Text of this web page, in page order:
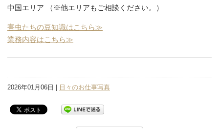
中国エリア （※他エリアもご相談ください。）
害虫たちの豆知識はこちら≫
業務内容はこちら≫
2026年01月06日 | 日々のお仕事写真